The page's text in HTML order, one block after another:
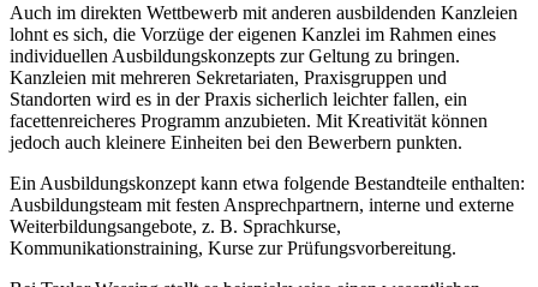
Auch im direkten Wettbewerb mit anderen ausbildenden Kanzleien
lohnt es sich, die Vorzüge der eigenen Kanzlei im Rahmen eines
individuellen Ausbildungskonzepts zur Geltung zu bringen.
Kanzleien mit mehreren Sekretariaten, Praxisgruppen und
Standorten wird es in der Praxis sicherlich leichter fallen, ein
facettenreicheres Programm anzubieten. Mit Kreativität können
jedoch auch kleinere Einheiten bei den Bewerbern punkten.
Ein Ausbildungskonzept kann etwa folgende Bestandteile enthalten:
Ausbildungsteam mit festen Ansprechpartnern, interne und externe
Weiterbildungsangebote, z. B. Sprachkurse,
Kommunikationstraining, Kurse zur Prüfungsvorbereitung.